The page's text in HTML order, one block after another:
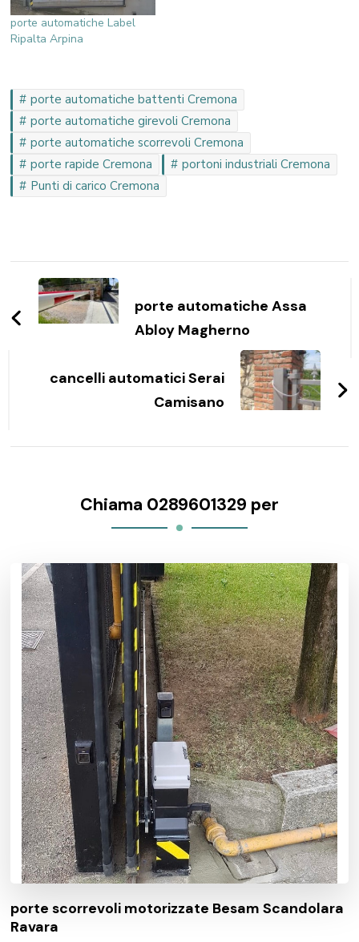
porte automatiche Label
Ripalta Arpina
porte automatiche battenti Cremona
porte automatiche girevoli Cremona
porte automatiche scorrevoli Cremona
porte rapide Cremona
portoni industriali Cremona
Punti di carico Cremona
Navigazione
articoli
porte automatiche Assa
Abloy Magherno
cancelli automatici Serai
Camisano
Chiama 0289601329 per
porte scorrevoli motorizzate Besam Scandolara
Ravara